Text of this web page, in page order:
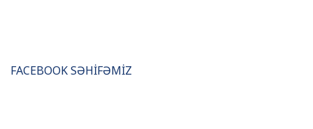
FACEBOOK SƏHİFƏMİZ